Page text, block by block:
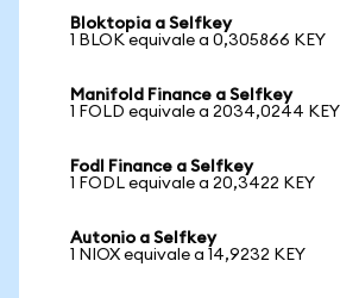
Bloktopia a Selfkey
1 BLOK equivale a 0,305866 KEY
Manifold Finance a Selfkey
1 FOLD equivale a 2034,0244 KEY
Fodl Finance a Selfkey
1 FODL equivale a 20,3422 KEY
Autonio a Selfkey
1 NIOX equivale a 14,9232 KEY